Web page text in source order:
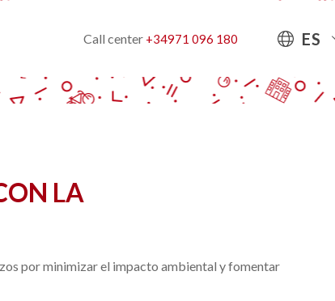
Call center +34971 096 180 ES
LA
por minimizar el impacto ambiental y fomentar